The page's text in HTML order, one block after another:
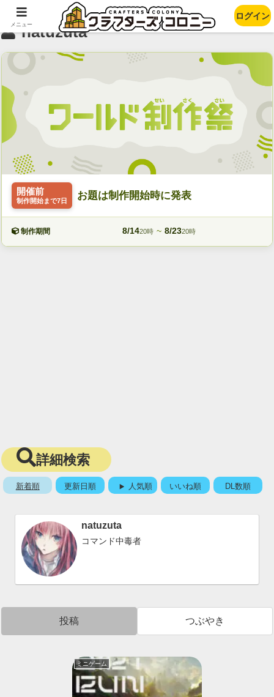
natuzuta
開催前
制作開始まで7日 お題は制作開始時に発表
制作期間 8/1420時 ~ 8/2320時
詳細検索
新着順 更新日順 人気順 いいね順 DL数順
natuzuta
コマンド中毒者
投稿 つぶやき
ミニゲーム
メニュー
ログイン